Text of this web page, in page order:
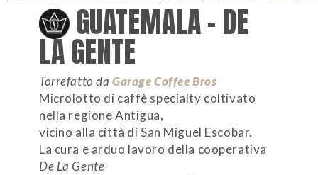
GUATEMALA – DE
LA GENTE
Torrefatto da Garage Coffee Bros
Microlotto di caffè specialty coltivato
nella regione Antigua,
vicino alla città di San Miguel Escobar.
La cura e arduo lavoro della cooperativa
De La Gente